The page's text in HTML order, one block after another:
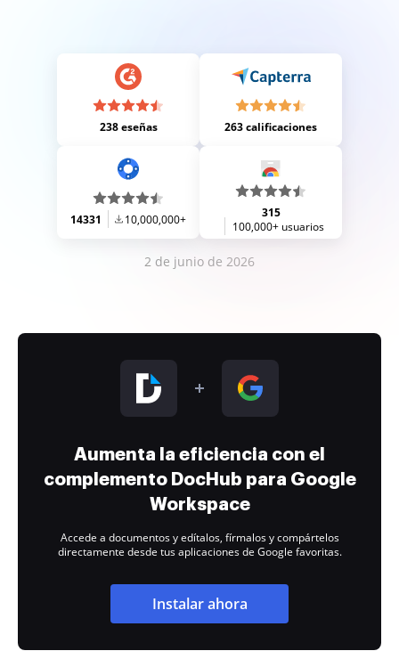
238 eseñas 263 calificaciones
14331 10,000,000+
315
100,000+ usuarios
2 de junio de 2026
Aumenta la eficiencia con el
complemento DocHub para Google
Workspace
Accede a documentos y edítalos, fírmalos y compártelos
directamente desde tus aplicaciones de Google favoritas.
Instalar ahora